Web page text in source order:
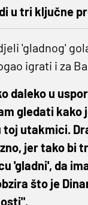
u tri ključne
'gladnog'
igrati i za
daleko u
gledati kako
toj utakmici.
jer tako bi
'gladni', da
što je